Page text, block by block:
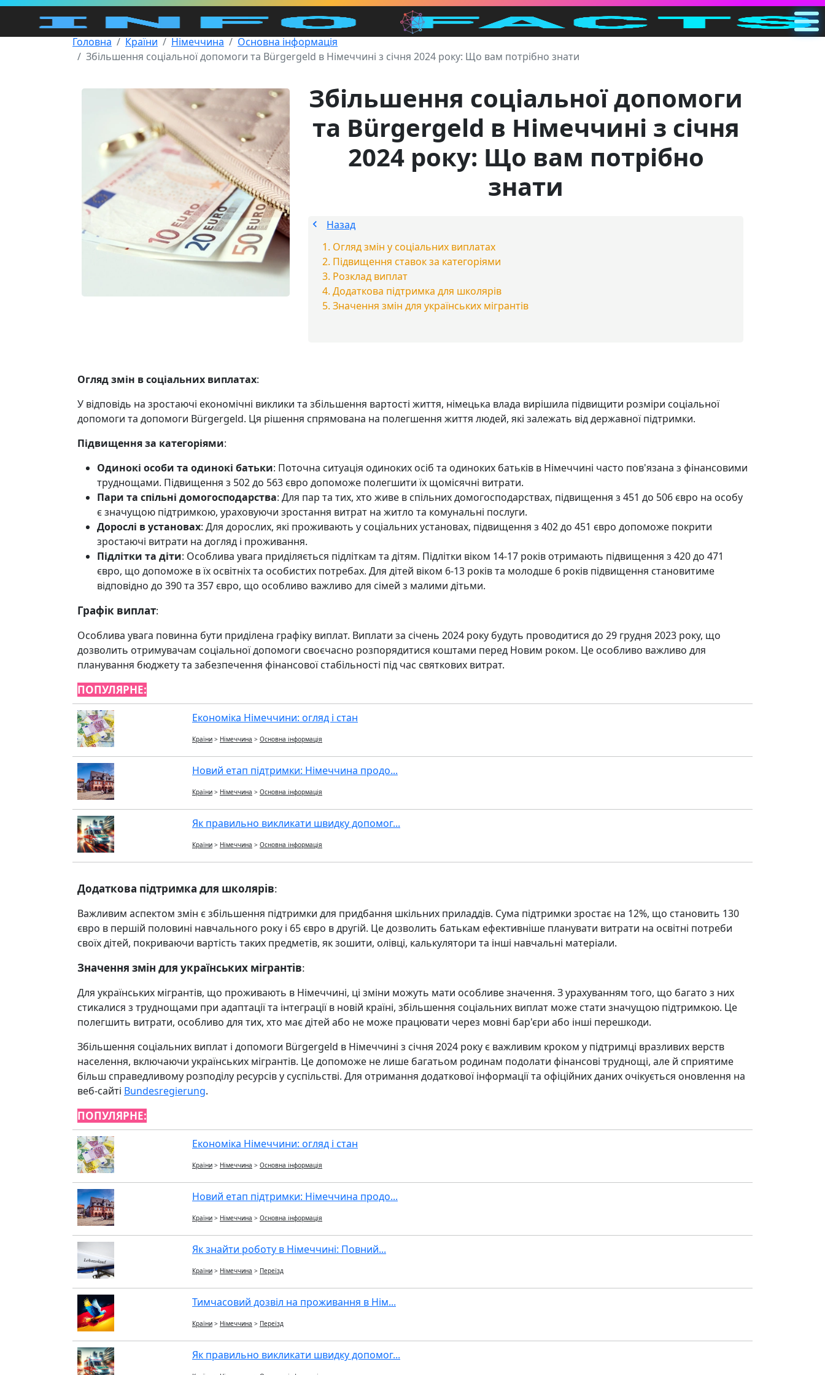
Категорії
Інше
Головна Країни Німеччина
Основна інформація
Збільшення соціальної допомоги та Bürgergeld в Німеччині з січня 2024 року: Що вам потрібно знати
Збільшення соціальної допомоги
та Bürgergeld в Німеччині з січня
2024 року: Що вам потрібно
знати
Назад
Огляд змін у соціальних виплатах
Підвищення ставок за категоріями
Розклад виплат
Додаткова підтримка для школярів
Значення змін для українських мігрантів
Огляд змін в соціальних виплатах:
У відповідь на зростаючі економічні виклики та збільшення вартості життя, німецька влада вирішила підвищити розміри соціальної
допомоги та допомоги Bürgergeld. Ця рішення спрямована на полегшення життя людей, які залежать від державної підтримки.
Підвищення за категоріями:
Одинокі особи та одинокі батьки: Поточна ситуація одиноких осіб та одиноких батьків в Німеччині часто пов'язана з фінансовими
труднощами. Підвищення з 502 до 563 євро допоможе полегшити їх щомісячні витрати.
Пари та спільні домогосподарства: Для пар та тих, хто живе в спільних домогосподарствах, підвищення з 451 до 506 євро на особу
є значущою підтримкою, ураховуючи зростання витрат на житло та комунальні послуги.
Дорослі в установах: Для дорослих, які проживають у соціальних установах, підвищення з 402 до 451 євро допоможе покрити
зростаючі витрати на догляд і проживання.
Підлітки та діти: Особлива увага приділяється підліткам та дітям. Підлітки віком 14-17 років отримають підвищення з 420 до 471
євро, що допоможе в їх освітніх та особистих потребах. Для дітей віком 6-13 років та молодше 6 років підвищення становитиме
відповідно до 390 та 357 євро, що особливо важливо для сімей з малими дітьми.
Графік виплат:
Особлива увага повинна бути приділена графіку виплат. Виплати за січень 2024 року будуть проводитися до 29 грудня 2023 року, що
дозволить отримувачам соціальної допомоги своєчасно розпорядитися коштами перед Новим роком. Це особливо важливо для
планування бюджету та забезпечення фінансової стабільності під час святкових витрат.
ПОПУЛЯРНЕ:
Економіка Німеччини: огляд і стан
Країни > Німеччина > Основна інформація
Новий етап підтримки: Німеччина продо...
Країни > Німеччина > Основна інформація
Як правильно викликати швидку допомог...
Країни > Німеччина > Основна інформація
Додаткова підтримка для школярів:
Важливим аспектом змін є збільшення підтримки для придбання шкільних приладдів. Сума підтримки зростає на 12%, що становить 130
євро в першій половині навчального року і 65 євро в другій. Це дозволить батькам ефективніше планувати витрати на освітні потреби
своїх дітей, покриваючи вартість таких предметів, як зошити, олівці, калькулятори та інші навчальні матеріали.
Значення змін для українських мігрантів:
Для українських мігрантів, що проживають в Німеччині, ці зміни можуть мати особливе значення. З урахуванням того, що багато з них
стикалися з труднощами при адаптації та інтеграції в новій країні, збільшення соціальних виплат може стати значущою підтримкою. Це
полегшить витрати, особливо для тих, хто має дітей або не може працювати через мовні бар'єри або інші перешкоди.
Збільшення соціальних виплат і допомоги Bürgergeld в Німеччині з січня 2024 року є важливим кроком у підтримці вразливих верств
населення, включаючи українських мігрантів. Це допоможе не лише багатьом родинам подолати фінансові труднощі, але й сприятиме
більш справедливому розподілу ресурсів у суспільстві. Для отримання додаткової інформації та офіційних даних очікується оновлення на
веб-сайті Bundesregierung.
ПОПУЛЯРНЕ:
Економіка Німеччини: огляд і стан
Країни > Німеччина > Основна інформація
Новий етап підтримки: Німеччина продо...
Країни > Німеччина > Основна інформація
Як знайти роботу в Німеччині: Повний...
Країни > Німеччина > Переїзд
Тимчасовий дозвіл на проживання в Нім...
Країни > Німеччина > Переїзд
Як правильно викликати швидку допомог...